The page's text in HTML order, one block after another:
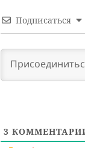
Подписаться
3